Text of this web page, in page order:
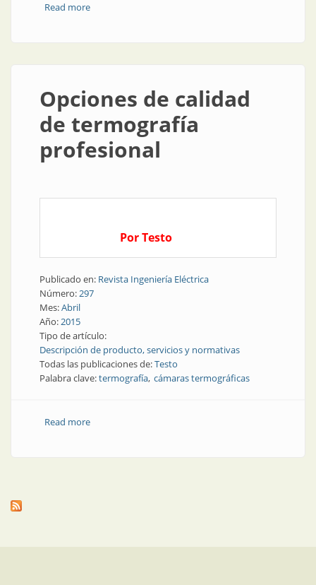
Read moreabout Funciones de la termografía en cualquier
Opciones de calidad
de termografía
profesional
Por Testo
Publicado en: Revista Ingeniería Eléctrica
Número:297
Mes:Abril
Año:2015
Tipo de artículo:
Descripción de producto, servicios y normativas
Todas las publicaciones de:Testo
Palabra clave:termografía cámaras termográficas
Read moreabout Opciones de calidad de termografía profesional